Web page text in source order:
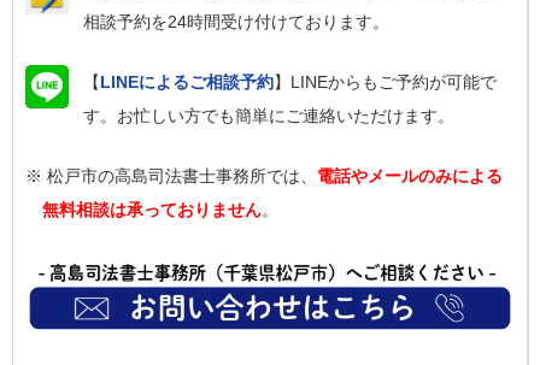
相談予約を24時間受け付けております。
【LINEによるご相談予約】LINEからもご予約が可能で
す。お忙しい方でも簡単にご連絡いただけます。
※ 松戸市の高島司法書士事務所では、 電話やメールのみによる
無料相談は承っておりません。